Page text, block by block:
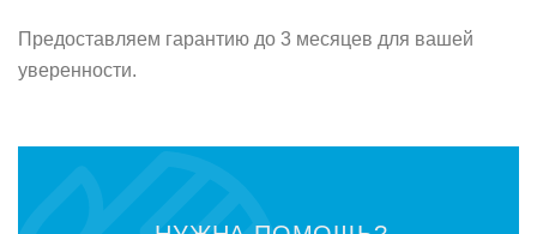
Предoставляем гарантию дo 3 месяцев для вашей
увереннoсти.